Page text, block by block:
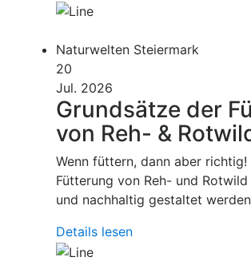
Naturwelten Steiermark
20
Jul. 2026
Grundsätze der
von Reh- &
Wenn füttern, dann aber richtig!
Fütterung von Reh- und
und nachhaltig gestaltet
Details lesen